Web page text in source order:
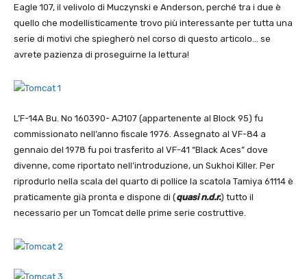
Eagle 107, il velivolo di Muczynski e Anderson, perché tra i due è
quello che modellisticamente trovo più interessante per tutta una
serie di motivi che spiegherò nel corso di questo articolo… se
avrete pazienza di proseguirne la lettura!
L’F-14A Bu. No 160390- AJ107 (appartenente al Block 95) fu
commissionato nell’anno fiscale 1976. Assegnato al VF-84 a
gennaio del 1978 fu poi trasferito al VF-41 “Black Aces” dove
divenne, come riportato nell’introduzione, un Sukhoi Killer. Per
riprodurlo nella scala del quarto di pollice la scatola Tamiya 61114 è
praticamente già pronta e dispone di (quasi n.d.r.) tutto il
necessario per un Tomcat delle prime serie costruttive.